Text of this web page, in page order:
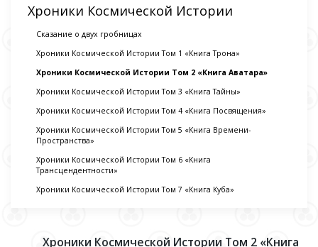
Хроники Космической Истории
Сказание о двух гробницах
Хроники Космической Истории Том 1 «Книга Трона»
Хроники Космической Истории Том 2 «Книга Аватара»
Хроники Космической Истории Том 3 «Книга Тайны»
Хроники Космической Истории Том 4 «Книга Посвящения»
Хроники Космической Истории Том 5 «Книга Времени-
Пространства»
Хроники Космической Истории Том 6 «Книга
Трансцендентности»
Хроники Космической Истории Том 7 «Книга Куба»
Хроники Космической Истории Том 2 «Книга